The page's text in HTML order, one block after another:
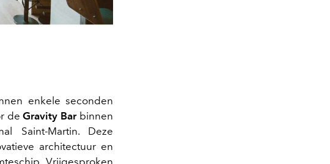
enkele seconden
deGravity Barbinnen
Saint-Martin. Deze
architectuur en